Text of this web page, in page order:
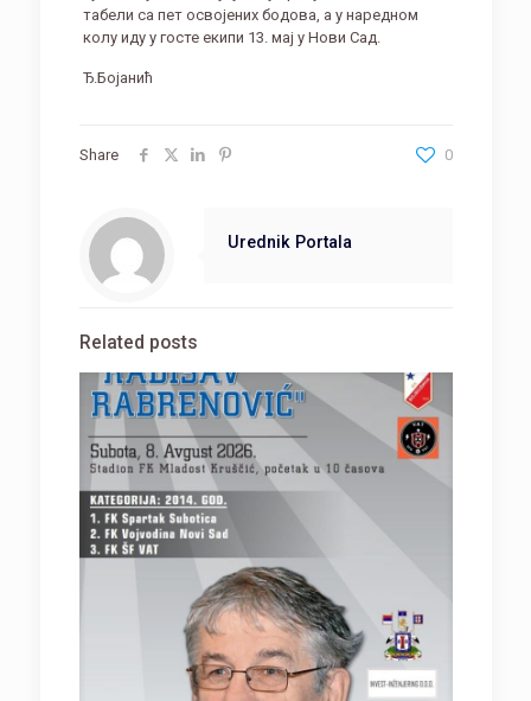
табели са пет освојених бодова, а у наредном
колу иду у госте екипи 13. мај у Нови Сад.
Ђ.Бојанић
Share 0
Urednik Portala
Related posts